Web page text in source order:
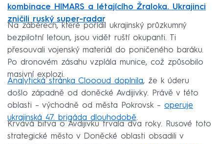
kombinace HIMARS a létajícího Žraloka. Ukrajinci
zničili ruský super-radar
Na záběrech, které pořídil ukrajinský průzkumný
bezpilotní letoun, jsou vidět ruští okupanti. Ti
přesouvali vojenský materiál do poničeného baráku.
Po dronovém zásahu vzplála munice, což způsobilo
masivní explozi.
Analytická stránka Cloooud doplnila, že k úderu
došlo západně od doněcké Avdijivky. Právě v této
oblasti – východně od města Pokrovsk – operuje
ukrajinská 47. brigáda dlouhodobě.
Krvavá bitva o Avdijivku trvala dva roky. Rusové toto
strategické město v Doněcké oblasti obsadili v